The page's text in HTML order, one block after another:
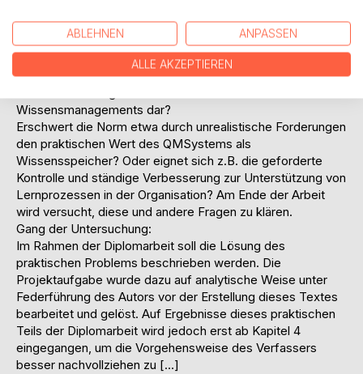
voneinander existierenden Forschungsgebiete
Qualitätsmanagement und Wissensmanagement an, die
In wie weit stellt die Norm ISO 9001:2000 einen Leitfaden
Wissensmanagements dar?
Erschwert die Norm etwa durch unrealistische Forderungen
den praktischen Wert des QMSystems als
Wissensspeicher? Oder eignet sich z.B. die geforderte
Kontrolle und ständige Verbesserung zur Unterstützung von
Lernprozessen in der Organisation? Am Ende der Arbeit
wird versucht, diese und andere Fragen zu klären.
Gang der Untersuchung:
Im Rahmen der Diplomarbeit soll die Lösung des
praktischen Problems beschrieben werden. Die
Projektaufgabe wurde dazu auf analytische Weise unter
Federführung des Autors vor der Erstellung dieses Textes
bearbeitet und gelöst. Auf Ergebnisse dieses praktischen
Teils der Diplomarbeit wird jedoch erst ab Kapitel 4
eingegangen, um die Vorgehensweise des Verfassers
besser nachvollziehen zu […]
ABLEHNEN ANPASSEN
ALLE AKZEPTIEREN